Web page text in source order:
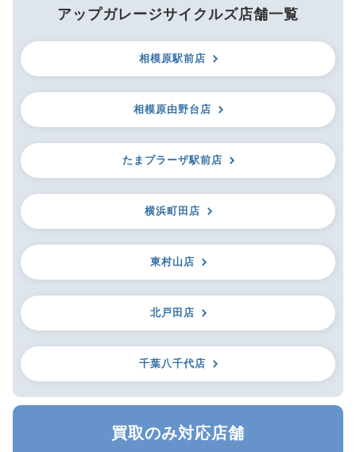
アップガレージサイクルズ店舗一覧
相模原駅前店
相模原由野台店
たまプラーザ駅前店
横浜町田店
東村山店
北戸田店
千葉八千代店
買取のみ対応店舗